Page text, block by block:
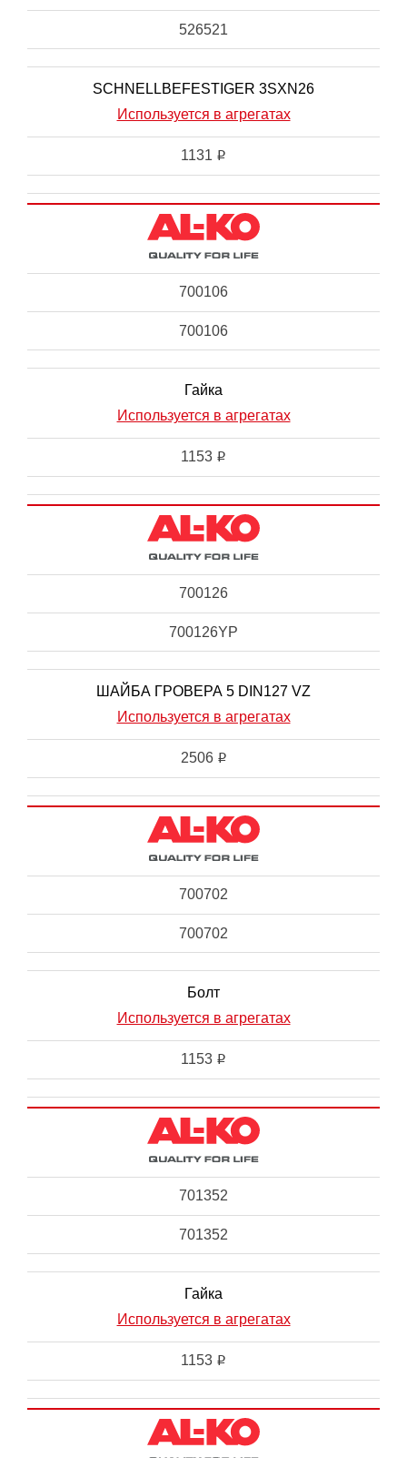
526521
SCHNELLBEFESTIGER 3SXN26
Используется в агрегатах
1131 i
700106
700106
Гайка
Используется в агрегатах
1153 i
700126
700126YP
ШАЙБА ГРОВЕРА 5 DIN127 VZ
Используется в агрегатах
2506 i
700702
700702
Болт
Используется в агрегатах
1153 i
701352
701352
Гайка
Используется в агрегатах
1153 i